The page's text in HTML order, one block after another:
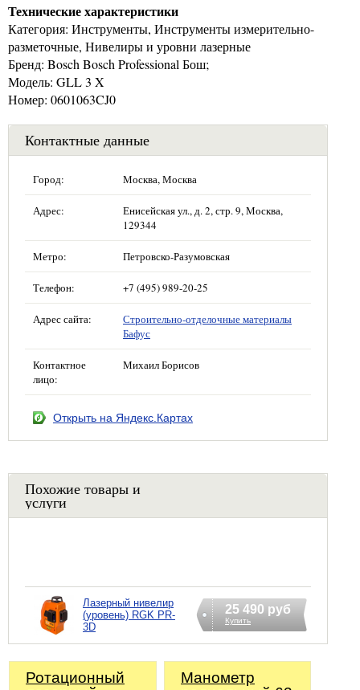
Технические характеристики
Категория: Инструменты, Инструменты измерительно-
разметочные, Нивелиры и уровни лазерные
Бренд: Bosch Bosch Professional Бош;
Модель: GLL 3 X
Номер: 0601063CJ0
Контактные данные
Город: Москва, Москва
Адрес:
Енисейская ул., д. 2, стр. 9, Москва,
129344
Метро: Петровско-Разумовская
Телефон: +7 (495) 989-20-25
Адрес сайта:
Строительно-отделочные материалы
Бафус
Контактное
лицо:
Михаил Борисов
Открыть на Яндекс.Картах
Похожие товары и
услуги
Лазерный нивелир
(уровень) RGK PR-
3D
25 490 руб
Купить
Ротационный
Манометр